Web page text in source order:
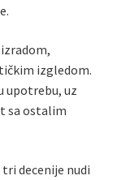
izgledom.
upotrebu, uz
sa ostalim
tri decenije nudi